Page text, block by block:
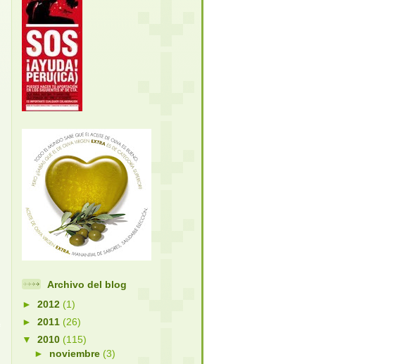
Archivo del blog
► 2012 (1)
► 2011 (26)
▼ 2010 (115)
► noviembre (3)